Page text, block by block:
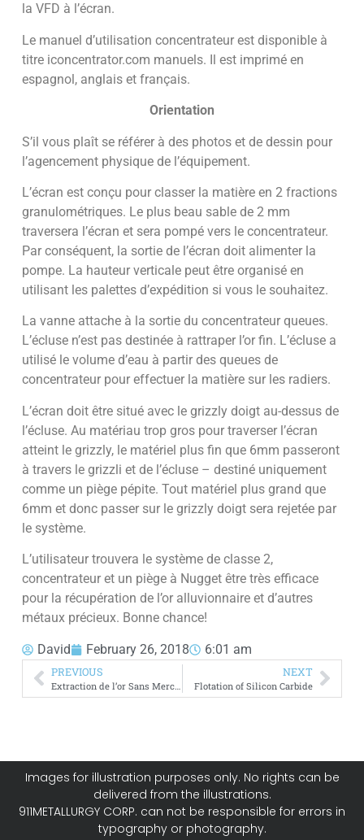
la VFD à l’écran.
Le manuel d’utilisation concentrateur est disponible à
titre iconcentrator.com manuels. Il est imprimé en
espagnol, anglais et français.
Orientation
S’il vous plaît se référer à des photos et de dessin pour
l’agencement physique de l’équipement.
L’écran est conçu pour classer la matière en 2 fractions
granulométriques. Le plus beau sable de 2 mm
traversera l’écran et sera pompé vers le concentrateur.
Par conséquent, la sortie de l’écran doit alimenter la
pompe. La hauteur verticale peut être organisé en
utilisant les palettes d’expédition si vous le souhaitez.
La vanne attache à la sortie du concentrateur queues.
L’écluse n’est pas destinée à rattraper l’or fin. L’écluse a
utilisé le volume d’eau à partir des queues de
concentrateur pour effectuer la matière sur les radiers.
L’écran doit être situé avec le grizzly doigt au-dessus de
l’écluse. Au matériau trop gros pour traverser l’écran
atteint le grizzly, le matériel plus fin que 6mm passeront
à travers le grizzli et de l’écluse – destiné uniquement
comme un piège pépite. Tout matériel plus grand que
6mm et donc passer sur le grizzly doigt sera rejetée par
le système.
L’utilisateur trouvera le système de classe 2,
concentrateur et un piège à Nugget être très efficace
pour la récupération de l’or alluvionnaire et d’autres
métaux précieux. Bonne chance!
David February 26, 2018 6:01 am
PREVIOUS
Extraction de l’or Sans Mercure
NEXT
Flotation of Silicon Carbide
Images for illustration purposes only. No rights can be
delivered from the illustrations.
911METALLURGY CORP. can not be responsible for errors in
typography or photography.